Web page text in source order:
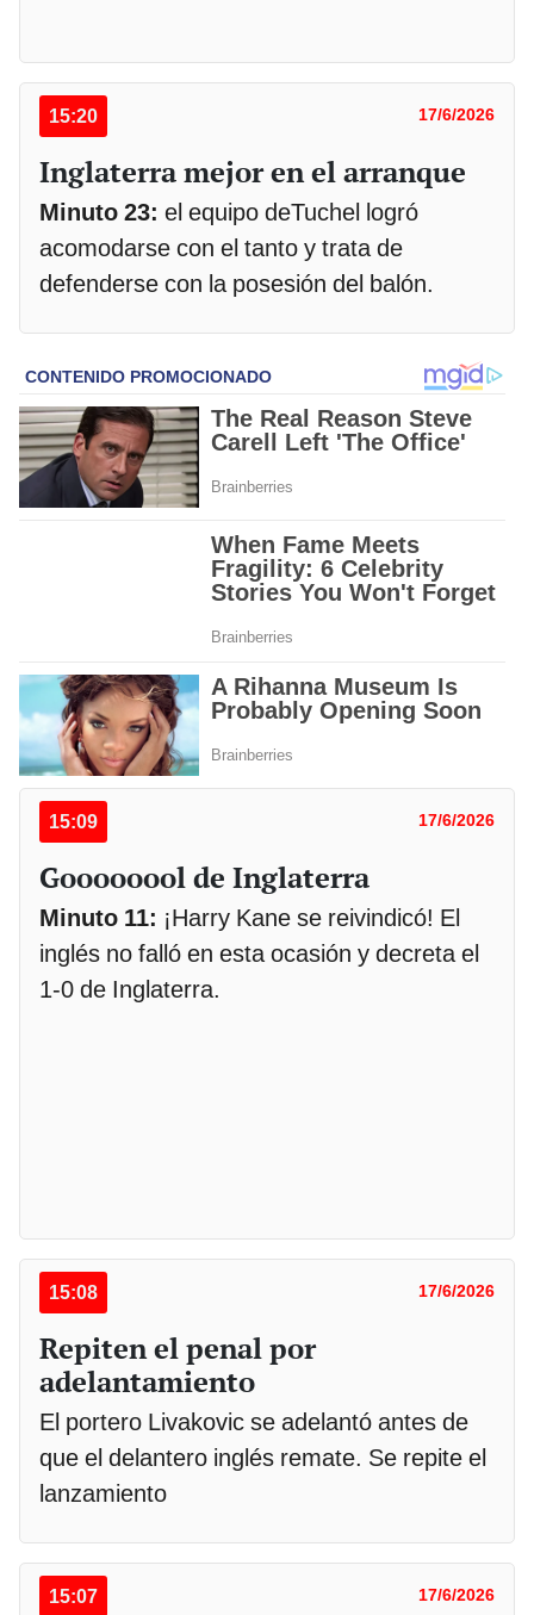
15:20 17/6/2026
Inglaterra mejor en el arranque
Minuto 23: el equipo deTuchel logró
acomodarse con el tanto y trata de
defenderse con la posesión del balón.
15:09 17/6/2026
Goooooool de Inglaterra
Minuto 11: ¡Harry Kane se reivindicó! El
inglés no falló en esta ocasión y decreta el
1-0 de Inglaterra.
15:08 17/6/2026
Repiten el penal por
adelantamiento
El portero Livakovic se adelantó antes de
que el delantero inglés remate. Se repite el
lanzamiento
15:07 17/6/2026